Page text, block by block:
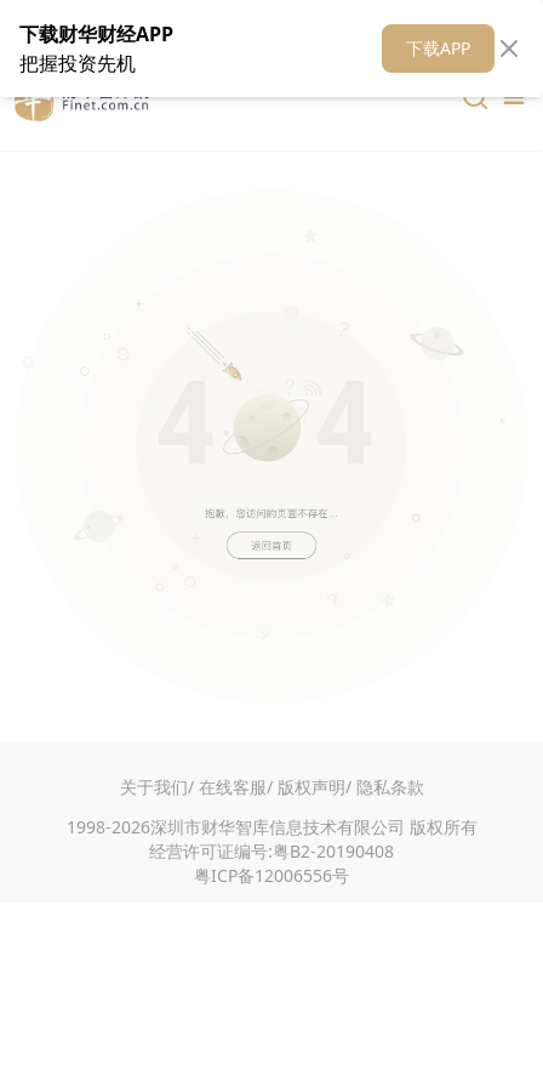
在线客服 关于我们 财华媒体矩阵 财华智库
关于我们/ 在线客服/ 版权声明/ 隐私条款
1998-2026深圳市财华智库信息技术有限公司 版权所有
经营许可证编号:粤B2-20190408
粤ICP备12006556号
下载财华财经APP
把握投资先机
下载APP